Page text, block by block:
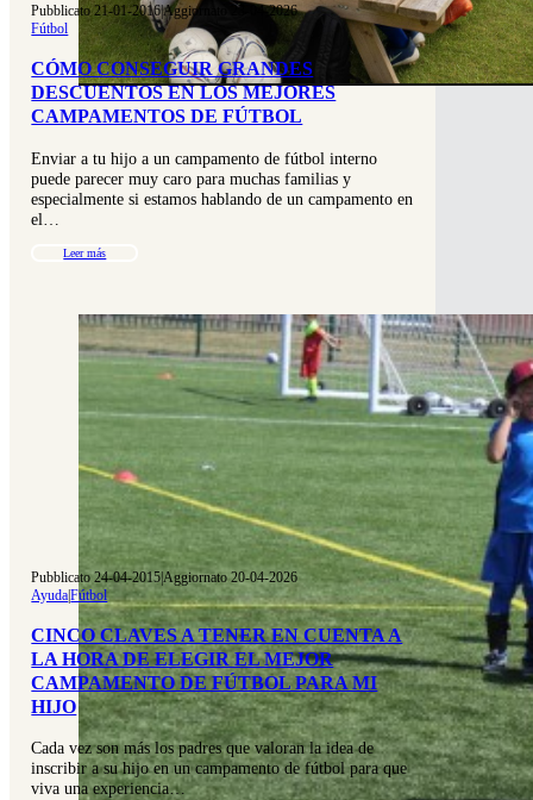
Pubblicato 21-01-2016|Aggiornato 23-04-2026
Fútbol
CÓMO CONSEGUIR GRANDES
DESCUENTOS EN LOS MEJORES
CAMPAMENTOS DE FÚTBOL
Enviar a tu hijo a un campamento de fútbol interno
puede parecer muy caro para muchas familias y
especialmente si estamos hablando de un campamento en
el…
Leer más
Pubblicato 24-04-2015|Aggiornato 20-04-2026
Ayuda|Fútbol
CINCO CLAVES A TENER EN CUENTA A
LA HORA DE ELEGIR EL MEJOR
CAMPAMENTO DE FÚTBOL PARA MI
HIJO
Cada vez son más los padres que valoran la idea de
inscribir a su hijo en un campamento de fútbol para que
viva una experiencia…